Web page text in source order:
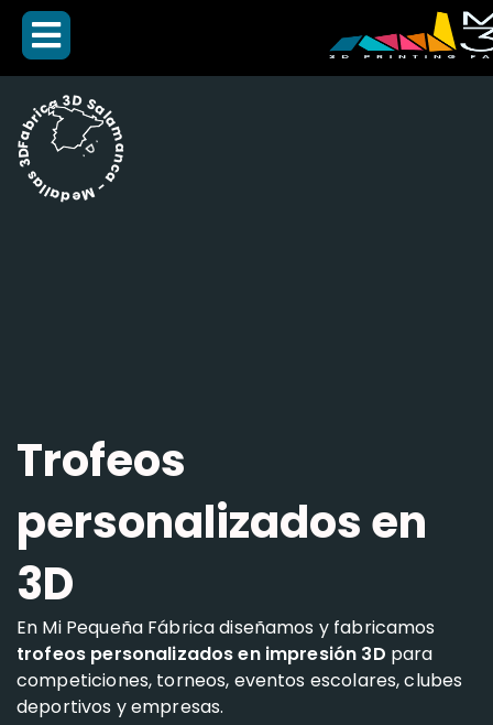
Fabrica 3D Salamanca - Medallas 3D -
Trofeos
personalizados en
3D
En Mi Pequeña Fábrica diseñamos y fabricamos
trofeos personalizados en impresión 3D para
competiciones, torneos, eventos escolares, clubes
deportivos y empresas.